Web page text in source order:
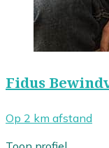
Fidus
Op 2 km afstand